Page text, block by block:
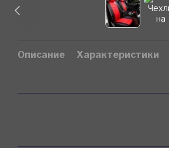
Описание Характеристики